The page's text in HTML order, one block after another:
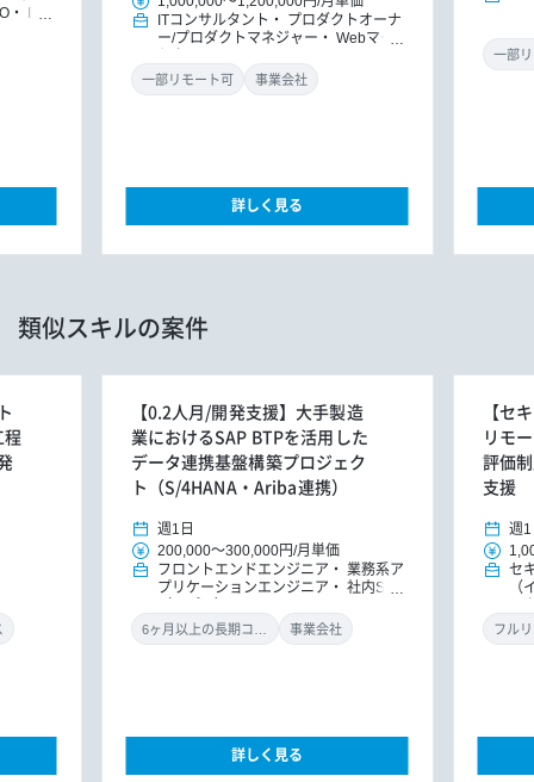
ITコンサルタント
プロダクトオーナ
ー/プロダクトマネジャー
Webマー
一部リモート可 事業会社
詳しく見る
一部
類似スキルの案件
程
【0.2人月/開発支援】大手製造
業におけるSAP BTPを活用した
データ連携基盤構築プロジェク
ト（S/4HANA・Ariba連携）
週1日
200,000～300,000円/月単価
フロントエンドエンジニア
業務系ア
プリケーションエンジニア
社内SE
事業会社
詳しく見る
【セ
リモ
評価
支援
週1
セ
（
ン
フル